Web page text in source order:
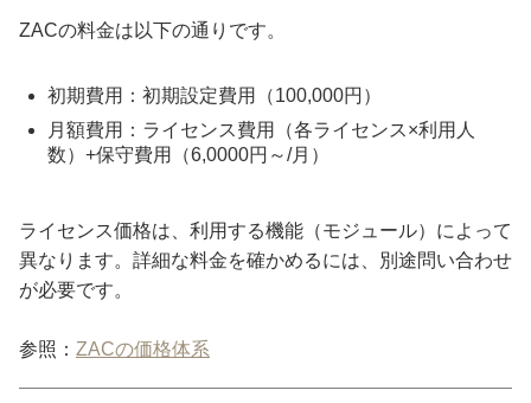
ZACの料金は以下の通りです。
初期費用：初期設定費用（100,000円）
月額費用：ライセンス費用（各ライセンス×利用人
数）+保守費用（6,0000円～/月）
ライセンス価格は、利用する機能（モジュール）によって
異なります。詳細な料金を確かめるには、別途問い合わせ
が必要です。
参照： ZACの価格体系